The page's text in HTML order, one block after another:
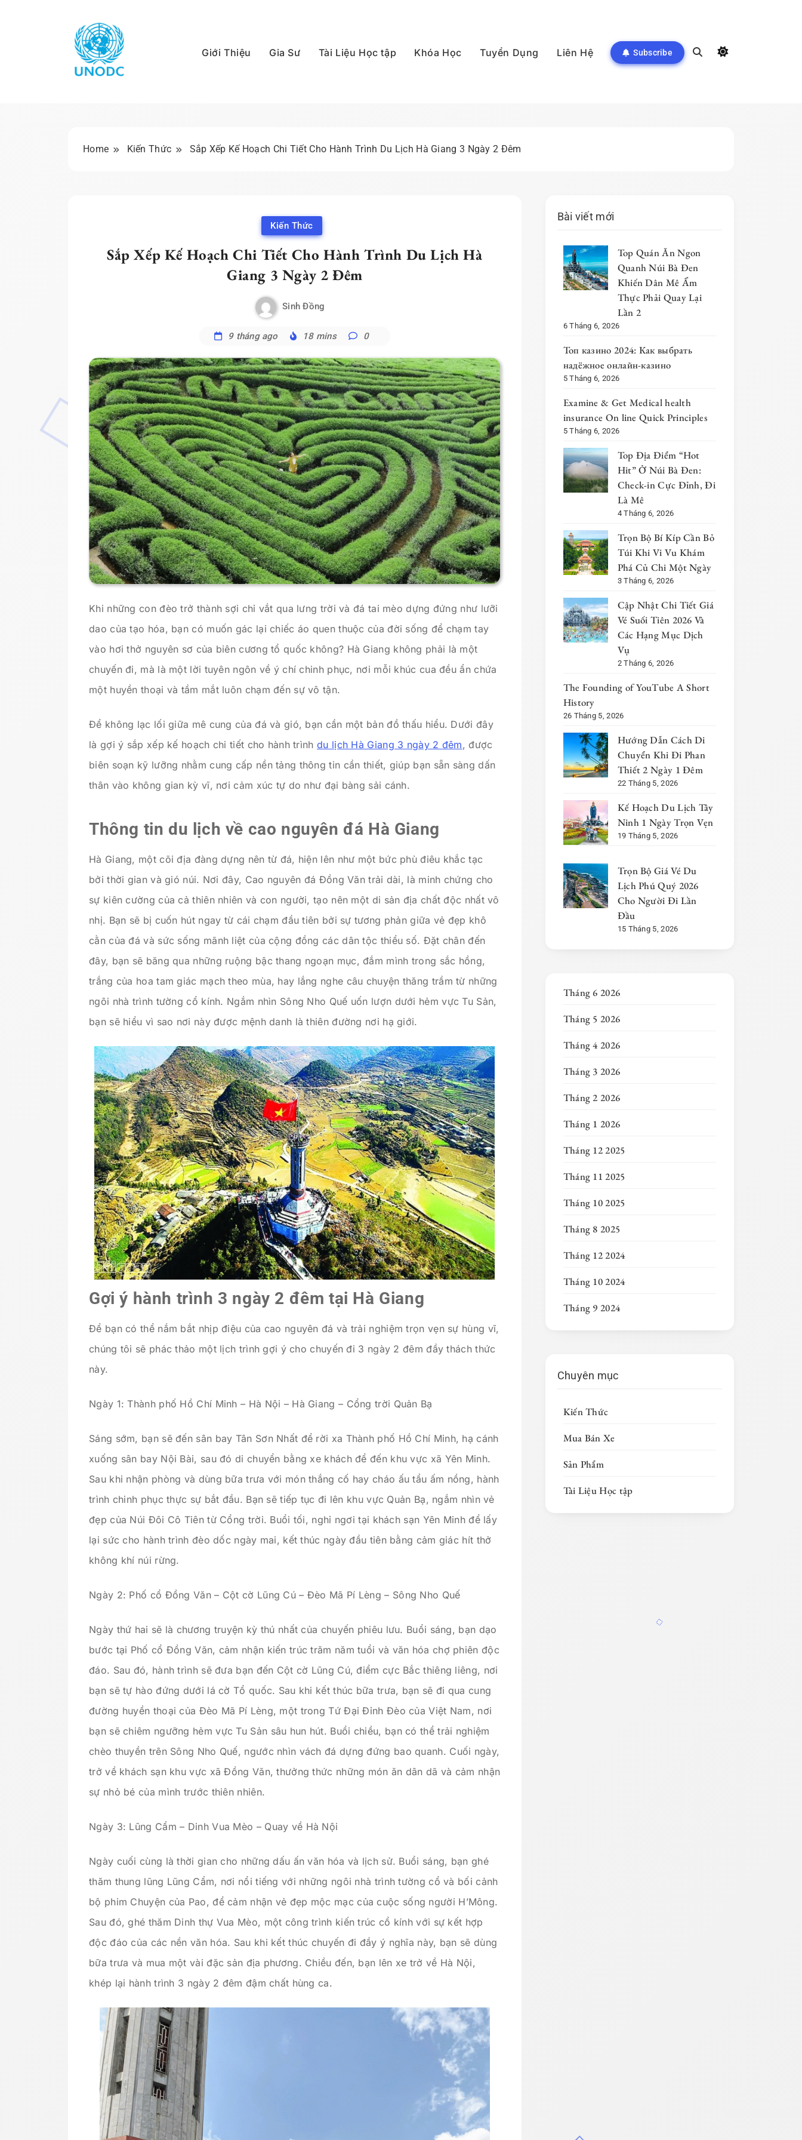
Giới Thiệu Gia Sư Tài Liệu Học tập Khóa Học Tuyển Dụng Liên Hệ Subscribe
Home Kiến Thức Sắp Xếp Kế Hoạch Chi Tiết Cho Hành Trình Du Lịch Hà Giang 3 Ngày 2 Đêm
Kiến Thức
Sắp Xếp Kế Hoạch Chi Tiết Cho Hành Trình Du Lịch Hà
Giang 3 Ngày 2 Đêm
Sinh Đồng
9 tháng ago 18 mins 0
Khi những con đèo trở thành sợi chỉ vắt qua lưng trời và đá tai mèo dựng đứng như lưỡi
dao của tạo hóa, bạn có muốn gác lại chiếc áo quen thuộc của đời sống để chạm tay
vào hơi thở nguyên sơ của biên cương tổ quốc không? Hà Giang không phải là một
chuyến đi, mà là một lời tuyên ngôn về ý chí chinh phục, nơi mỗi khúc cua đều ẩn chứa
một huyền thoại và tầm mắt luôn chạm đến sự vô tận.
Để không lạc lối giữa mê cung của đá và gió, bạn cần một bản đồ thấu hiểu. Dưới đây
là gợi ý sắp xếp kế hoạch chi tiết cho hành trìnhdu lịch Hà Giang 3 ngày 2 đêm, được
biên soạn kỹ lưỡng nhằm cung cấp nền tảng thông tin cần thiết, giúp bạn sẵn sàng dấn
thân vào không gian kỳ vĩ, nơi cảm xúc tự do như đại bàng sải cánh.
Thông tin du lịch về cao nguyên đá Hà Giang
Hà Giang, một cõi địa đàng dựng nên từ đá, hiện lên như một bức phù điêu khắc tạc
bởi thời gian và gió núi. Nơi đây, Cao nguyên đá Đồng Văn trải dài, là minh chứng cho
sự kiên cường của cả thiên nhiên và con người, tạo nên một di sản địa chất độc nhất vô
nhị. Bạn sẽ bị cuốn hút ngay từ cái chạm đầu tiên bởi sự tương phản giữa vẻ đẹp khô
cằn của đá và sức sống mãnh liệt của cộng đồng các dân tộc thiểu số. Đặt chân đến
đây, bạn sẽ băng qua những ruộng bậc thang ngoạn mục, đắm mình trong sắc hồng,
trắng của hoa tam giác mạch theo mùa, hay lắng nghe câu chuyện thăng trầm từ những
ngôi nhà trình tường cổ kính. Ngắm nhìn Sông Nho Quế uốn lượn dưới hẻm vực Tu Sản,
bạn sẽ hiểu vì sao nơi này được mệnh danh là thiên đường nơi hạ giới.
Gợi ý hành trình 3 ngày 2 đêm tại Hà Giang
Để bạn có thể nắm bắt nhịp điệu của cao nguyên đá và trải nghiệm trọn vẹn sự hùng vĩ,
chúng tôi sẽ phác thảo một lịch trình gợi ý cho chuyến đi 3 ngày 2 đêm đầy thách thức
này.
Ngày 1: Thành phố Hồ Chí Minh – Hà Nội – Hà Giang – Cổng trời Quản Bạ
Sáng sớm, bạn sẽ đến sân bay Tân Sơn Nhất để rời xa Thành phố Hồ Chí Minh, hạ cánh
xuống sân bay Nội Bài, sau đó di chuyển bằng xe khách để đến khu vực xã Yên Minh.
Sau khi nhận phòng và dùng bữa trưa với món thắng cố hay cháo ấu tẩu ấm nồng, hành
trình chinh phục thực sự bắt đầu. Bạn sẽ tiếp tục đi lên khu vực Quản Bạ, ngắm nhìn vẻ
đẹp của Núi Đôi Cô Tiên từ Cổng trời. Buổi tối, nghỉ ngơi tại khách sạn Yên Minh để lấy
lại sức cho hành trình đèo dốc ngày mai, kết thúc ngày đầu tiên bằng cảm giác hít thở
không khí núi rừng.
Ngày 2: Phố cổ Đồng Văn – Cột cờ Lũng Cú – Đèo Mã Pí Lèng – Sông Nho Quế
Ngày thứ hai sẽ là chương truyện kỳ thú nhất của chuyến phiêu lưu. Buổi sáng, bạn dạo
bước tại Phố cổ Đồng Văn, cảm nhận kiến trúc trăm năm tuổi và văn hóa chợ phiên độc
đáo. Sau đó, hành trình sẽ đưa bạn đến Cột cờ Lũng Cú, điểm cực Bắc thiêng liêng, nơi
bạn sẽ tự hào đứng dưới lá cờ Tổ quốc. Sau khi kết thúc bữa trưa, bạn sẽ đi qua cung
đường huyền thoại của Đèo Mã Pí Lèng, một trong Tứ Đại Đỉnh Đèo của Việt Nam, nơi
bạn sẽ chiêm ngưỡng hẻm vực Tu Sản sâu hun hút. Buổi chiều, bạn có thể trải nghiệm
chèo thuyền trên Sông Nho Quế, ngước nhìn vách đá dựng đứng bao quanh. Cuối ngày,
trở về khách sạn khu vực xã Đồng Văn, thưởng thức những món ăn dân dã và cảm nhận
sự nhỏ bé của mình trước thiên nhiên.
Ngày 3: Lũng Cẩm – Dinh Vua Mèo – Quay về Hà Nội
Ngày cuối cùng là thời gian cho những dấu ấn văn hóa và lịch sử. Buổi sáng, bạn ghé
thăm thung lũng Lũng Cẩm, nơi nổi tiếng với những ngôi nhà trình tường cổ và bối cảnh
bộ phim Chuyện của Pao, để cảm nhận vẻ đẹp mộc mạc của cuộc sống người H’Mông.
Sau đó, ghé thăm Dinh thự Vua Mèo, một công trình kiến trúc cổ kính với sự kết hợp
độc đáo của các nền văn hóa. Sau khi kết thúc chuyến đi đầy ý nghĩa này, bạn sẽ dùng
bữa trưa và mua một vài đặc sản địa phương. Chiều đến, bạn lên xe trở về Hà Nội,
khép lại hành trình 3 ngày 2 đêm đậm chất hùng ca.
Bài viết mới
Top Quán Ăn Ngon
Quanh Núi Bà Đen
Khiến Dân Mê Ẩm
Thực Phải Quay Lại
Lần 2
6 Tháng 6, 2026
Топ казино 2024: Как выбрать
надёжное онлайн-казино
5 Tháng 6, 2026
Examine & Get Medical health
insurance On line Quick Principles
5 Tháng 6, 2026
Top Địa Điểm “Hot
Hit” Ở Núi Bà Đen:
Check-in Cực Đỉnh, Đi
Là Mê
4 Tháng 6, 2026
Trọn Bộ Bí Kíp Cần Bỏ
Túi Khi Vi Vu Khám
Phá Củ Chi Một Ngày
3 Tháng 6, 2026
Cập Nhật Chi Tiết Giá
Vé Suối Tiên 2026 Và
Các Hạng Mục Dịch
Vụ
2 Tháng 6, 2026
The Founding of YouTube A Short
History
26 Tháng 5, 2026
Hướng Dẫn Cách Di
Chuyển Khi Đi Phan
Thiết 2 Ngày 1 Đêm
22 Tháng 5, 2026
Kế Hoạch Du Lịch Tây
Ninh 1 Ngày Trọn Vẹn
19 Tháng 5, 2026
Trọn Bộ Giá Vé Du
Lịch Phú Quý 2026
Cho Người Đi Lần
Đầu
15 Tháng 5, 2026
Tháng 6 2026
Tháng 5 2026
Tháng 4 2026
Tháng 3 2026
Tháng 2 2026
Tháng 1 2026
Tháng 12 2025
Tháng 11 2025
Tháng 10 2025
Tháng 8 2025
Tháng 12 2024
Tháng 10 2024
Tháng 9 2024
Chuyên mục
Kiến Thức
Mua Bán Xe
Sản Phẩm
Tài Liệu Học tập